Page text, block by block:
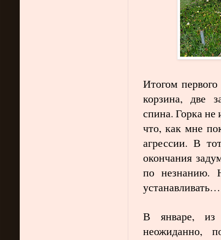
Итогом
корзина, две
спина. Горка не
что, как мне
агрессии. В
окончания
по незнанию.
В январе, из
неожиданно,